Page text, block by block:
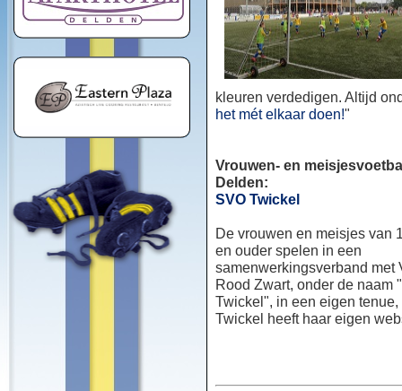
kleuren verdedigen. Altijd
het mét elkaar doen!"
Vrouwen- en
Delden:
SVO Twickel
De vrouwen en meisjes van
en ouder spelen in een
samenwerkingsverband met
Rood Zwart, onder de naam
Twickel", in een eigen
Twickel heeft haar eigen